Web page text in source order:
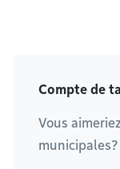
Compte de
Vous
municipales?